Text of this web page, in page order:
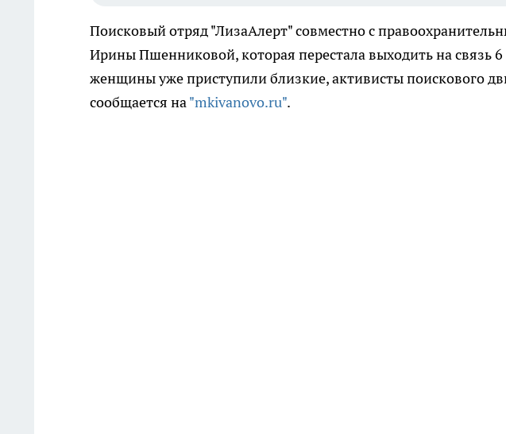
Поисковый отряд "ЛизаАлерт" совместно с
Ирины Пшенниковой, которая перестала выходить на связь
женщины уже приступили близкие, активисты поискового
сообщается на"mkivanovo.ru".